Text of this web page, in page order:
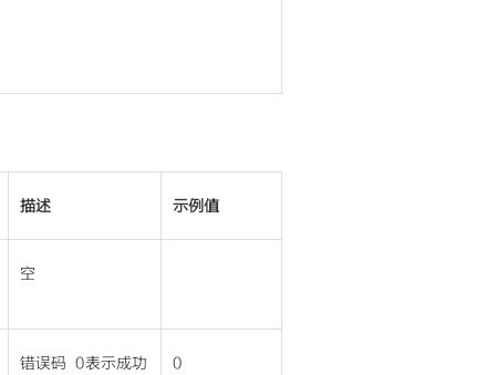
描述 示例值
空
错误码 0表示成功 0